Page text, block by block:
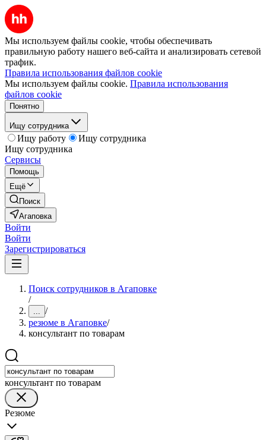
Мы используем файлы cookie, чтобы обеспечивать
правильную работу нашего веб-сайта и анализировать сетевой
трафик.
Правила использования файлов cookie
Мы используем файлы cookie. Правила использования
файлов cookie
Понятно
Ищу сотрудника
Ищу работу
Ищу сотрудника
Ищу сотрудника
Сервисы
Помощь
Ещё
Поиск
Агаповка
Войти
Войти
Зарегистрироваться
Поиск сотрудников в Агаповке
/
... /
резюме в Агаповке/
консультант по товарам
консультант по товарам
Резюме